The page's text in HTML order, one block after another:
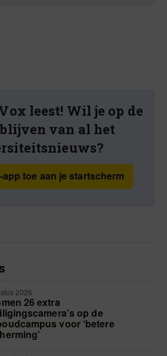
leest! Wil je op de
van al het
app toe aan je startscherm
2026
26 extra
op de
voor ‘betere